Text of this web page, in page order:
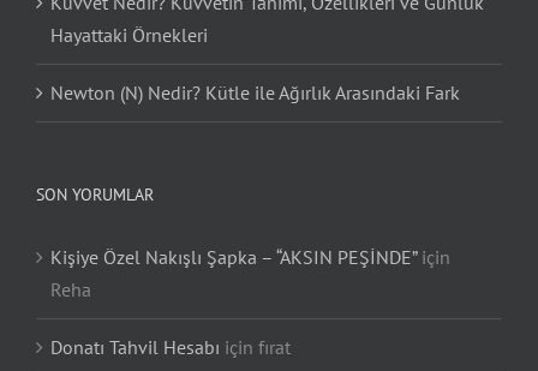
Hayattaki Örnekleri
Newton (N) Nedir? Kütle ile Ağırlık Arasındaki Fark
SON YORUMLAR
Kişiye Özel Nakışlı Şapka – “AKSIN PEŞİNDE”için
Reha
Donatı Tahvil Hesabı için fırat